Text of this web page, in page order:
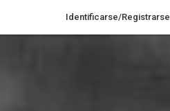
Identificarse/Registrarse